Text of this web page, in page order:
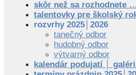
skôr než sa rozhodnete …
talentovky pre školský
rozvrhy 2025│2026
tanečný odbor
hudobný odbor
výtvarný odbor
kalendár podujatí │